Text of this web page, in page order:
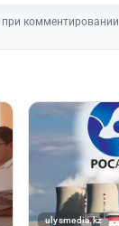
комментировании